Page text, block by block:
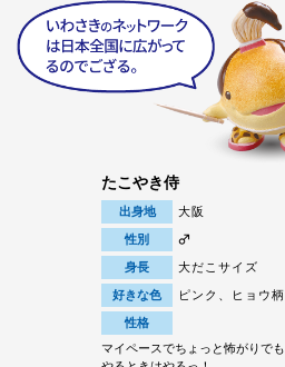
たこやき侍
出身地 大阪
性別
身長 大だこサイズ
好きな色 ピンク、ヒョウ柄
性格
マイペースでちょっと怖がりでも